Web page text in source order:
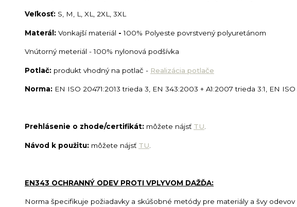
Veľkosť: S, M, L, XL, 2XL, 3XL
Materál: Vonkajší materiál -100% Polyeste povrstvený polyuretánom
Vnútorný meteriál - 100% nylonová podšívka
Potlač: produkt vhodný na potlač - Realizácia potlače
Norma: EN ISO 20471:2013 trieda 3, EN 343:2003 + A1:2007 trieda 3:1, EN ISO
Prehlásenie o zhode/certifikát: môžete nájsť TU
Návod k použitu: môžete nájsť TU
EN343 OCHRANNÝ ODEV PROTI VPLYVOM DAŽĎA:
Norma špecifikuje požiadavky a skúšobné metódy pre materiály a švy